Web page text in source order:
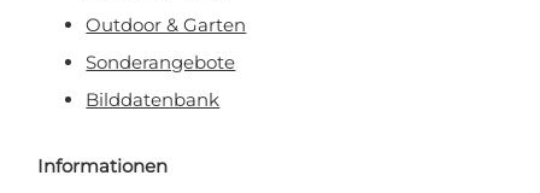
Outdoor & Garten
Sonderangebote
Bilddatenbank
Informationen